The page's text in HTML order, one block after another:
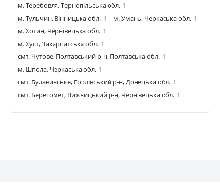
м. Теребовля, Тернопільська обл. 1
м. Тульчин, Вінницька обл. 1 м. Умань, Черкаська обл. 1
м. Хотин, Чернівецька обл. 1
м. Хуст, Закарпатська обл. 1
смт. Чутове, Полтавський р-н, Полтавська обл. 1
м. Шпола, Черкаська обл. 1
смт. Булавинське, Горлівський р-н, Донецька обл. 1
смт. Берегомет, Вижницький р-н, Чернівецька обл. 1